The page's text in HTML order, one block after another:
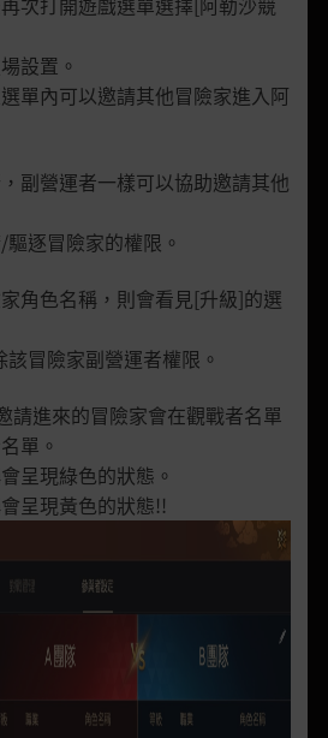
設置。
單內可以邀請其他冒險家進入阿
副營運者一樣可以協助邀請其他
逐冒險家的權限。
角色名稱，則會看見[升級]的選
冒險家副營運者權限。
請進來的冒險家會在觀戰者名單
單。
呈現綠色的狀態。
呈現黃色的狀態!!